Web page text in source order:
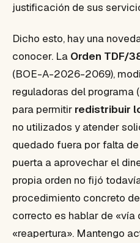
justificación de sus
Dicho esto, hay una
conocer. La Orden TDF/
(BOE-A-2026-2069),
reguladoras del
para permitir redistribuir
no utilizados y atender
quedado fuera por falta
puerta a aprovechar el
propia orden no fijó
procedimiento concreto
correcto es hablar de «vía
«reapertura». Mantengo